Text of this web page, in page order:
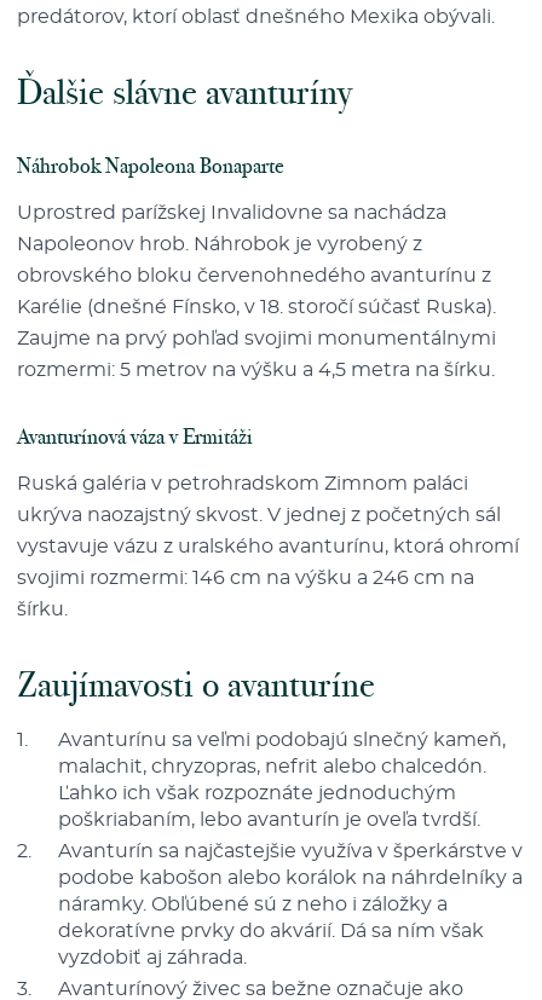
predátorov, ktorí oblasť dnešného Mexika obývali.
Ďalšie slávne avanturíny
Náhrobok Napoleona Bonaparte
Uprostred parížskej Invalidovne sa nachádza
Napoleonov hrob. Náhrobok je vyrobený z
obrovského bloku červenohnedého avanturínu z
Karélie (dnešné Fínsko, v 18. storočí súčasť Ruska).
Zaujme na prvý pohľad svojimi monumentálnymi
rozmermi: 5 metrov na výšku a 4,5 metra na šírku.
Avanturínová váza v Ermitáži
Ruská galéria v petrohradskom Zimnom paláci
ukrýva naozajstný skvost. V jednej z početných sál
vystavuje vázu z uralského avanturínu, ktorá ohromí
svojimi rozmermi: 146 cm na výšku a 246 cm na
šírku.
Zaujímavosti o avanturíne
Avanturínu sa veľmi podobajú slnečný kameň,
malachit, chryzopras, nefrit alebo chalcedón.
Ľahko ich však rozpoznáte jednoduchým
poškriabaním, lebo avanturín je oveľa tvrdší.
Avanturín sa najčastejšie využíva v šperkárstve v
podobe kabošon alebo korálok na náhrdelníky a
náramky. Obľúbené sú z neho i záložky a
dekoratívne prvky do akvárií. Dá sa ním však
vyzdobiť aj záhrada.
Avanturínový živec sa bežne označuje ako